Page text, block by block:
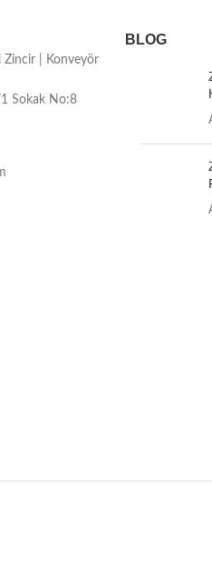
Zincir | Konveyör
Sokak No:8
BLOG